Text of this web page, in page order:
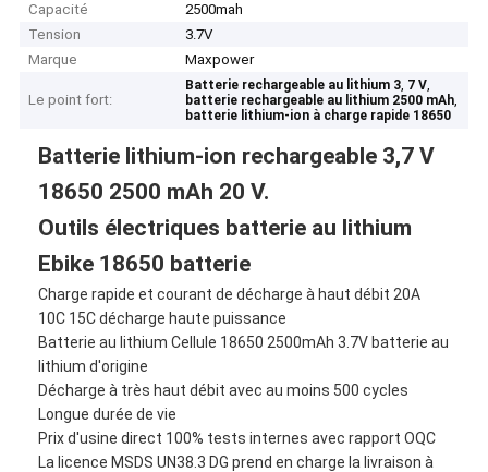
Capacité
2500mah
Tension
3.7V
Marque
Maxpower
Le point fort:
Batterie rechargeable au lithium 3, 7 V,
batterie rechargeable au lithium 2500 mAh,
batterie lithium-ion à charge rapide 18650
Batterie lithium-ion rechargeable 3,7 V
18650 2500 mAh 20 V.
Outils électriques batterie au lithium
Ebike 18650 batterie
Charge rapide et courant de décharge à haut débit 20A
10C 15C décharge haute puissance
Batterie au lithium Cellule 18650 2500mAh 3.7V batterie au
lithium d'origine
Décharge à très haut débit avec au moins 500 cycles
Longue durée de vie
Prix ​​d'usine direct 100% tests internes avec rapport OQC
La licence MSDS UN38.3 DG prend en charge la livraison à